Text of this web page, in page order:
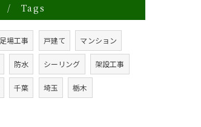
Tags
足場工事 戸建て マンション
防水 シーリング 架設工事
千葉 埼玉 栃木